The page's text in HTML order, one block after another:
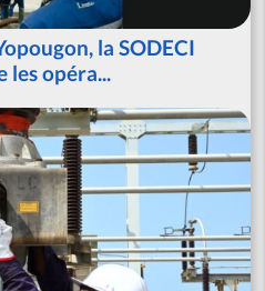
la SODECI
les opéra...